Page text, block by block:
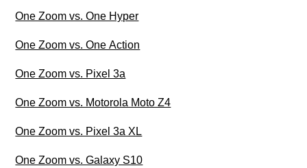
One Zoom vs. One Hyper
One Zoom vs. One Action
One Zoom vs. Pixel 3a
One Zoom vs. Motorola Moto Z4
One Zoom vs. Pixel 3a XL
One Zoom vs. Galaxy S10